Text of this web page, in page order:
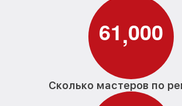
61,000
Сколько мастеров по